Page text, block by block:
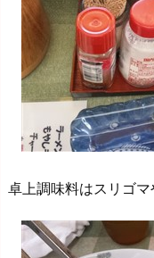
卓上調味料はスリゴマ